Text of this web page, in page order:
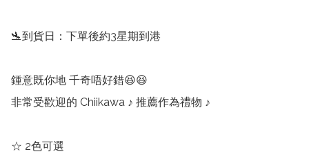
🛬到貨日：下單後約3星期到港
鍾意既你地 千奇唔好錯😆😆
非常受歡迎的 Chiikawa ♪ 推薦作為禮物 ♪
☆ 2色可選